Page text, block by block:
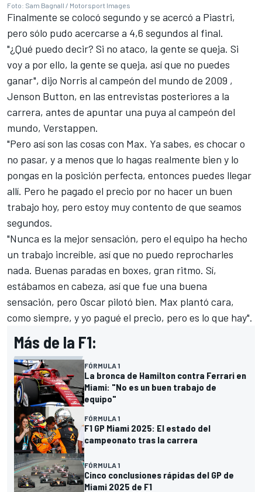
Foto: Sam Bagnall / Motorsport Images
Finalmente se colocó segundo y se acercó a Piastri,
pero sólo pudo acercarse a 4,6 segundos al final.
"¿Qué puedo decir? Si no ataco, la gente se queja. Si
voy a por ello, la gente se queja, así que no puedes
ganar", dijo Norris al campeón del mundo de 2009 ,
Jenson Button, en las entrevistas posteriores a la
carrera, antes de apuntar una puya al campeón del
mundo, Verstappen.
"Pero así son las cosas con Max. Ya sabes, es chocar o
no pasar, y a menos que lo hagas realmente bien y lo
pongas en la posición perfecta, entonces puedes llegar
allí. Pero he pagado el precio por no hacer un buen
trabajo hoy, pero estoy muy contento de que seamos
segundos.
"Nunca es la mejor sensación, pero el equipo ha hecho
un trabajo increíble, así que no puedo reprocharles
nada. Buenas paradas en boxes, gran ritmo. Sí,
estábamos en cabeza, así que fue una buena
sensación, pero Oscar pilotó bien. Max plantó cara,
como siempre, y yo pagué el precio, pero es lo que hay".
Más de la F1:
FÓRMULA 1
La bronca de Hamilton contra Ferrari en
Miami: "No es un buen trabajo de
equipo"
FÓRMULA 1
F1 GP Miami 2025: El estado del
campeonato tras la carrera
FÓRMULA 1
Cinco conclusiones rápidas del GP de
Miami 2025 de F1